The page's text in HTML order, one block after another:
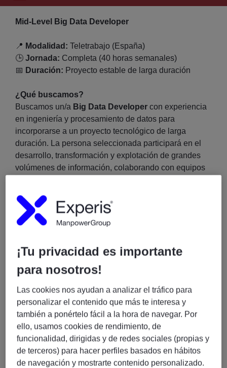
Mid-Level Big Data Developer
📍 Modalidad: Teletrabajo (España)
🕒 Jornada: Completa (40 horas semanales)
📅 Duración: Proyecto estable de larga duración
¿Qué buscamos?
Buscamos un/a Big Data Developer con experiencia
en ingeniería y procesamiento de datos para
incorporarse a un proyecto tecnológico de larga
duración. La persona seleccionada participará en el
desarrollo, transformación y explotación de grandes
volúmenes de información, colaborando con equipos
Requisitos
datos y programación.
Experiencia en reporting y visualización de datos
Conocimientos sólidos deSQL(ANSI SQL, Hive
SQL, Spark SQL o similares).
Experiencia con
Apache Spark
Dominio de al menos uno de los siguientes
lenguajes:
Python
¡Tu privacidad es importante
para nosotros!
Las cookies nos ayudan a analizar el tráfico para
personalizar el contenido que más te interesa y
también a ponértelo fácil a la hora de navegar. Por
ello, usamos cookies de rendimiento, de
funcionalidad, dirigidas y de redes sociales (propias y
de terceros) para hacer perfiles basados en hábitos
de navegación y mostrarte contenido personalizado.